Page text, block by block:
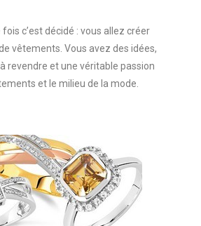
c’est décidé : vous allez créer
vêtements. Vous avez des idées,
revendre et une véritable passion
et le milieu de la mode.